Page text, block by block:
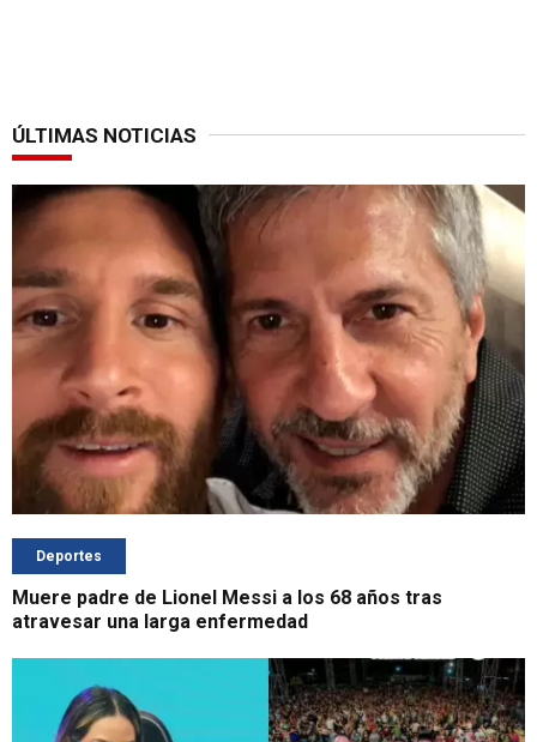
ÚLTIMAS NOTICIAS
Deportes
Muere padre de Lionel Messi a los 68 años tras
atravesar una larga enfermedad